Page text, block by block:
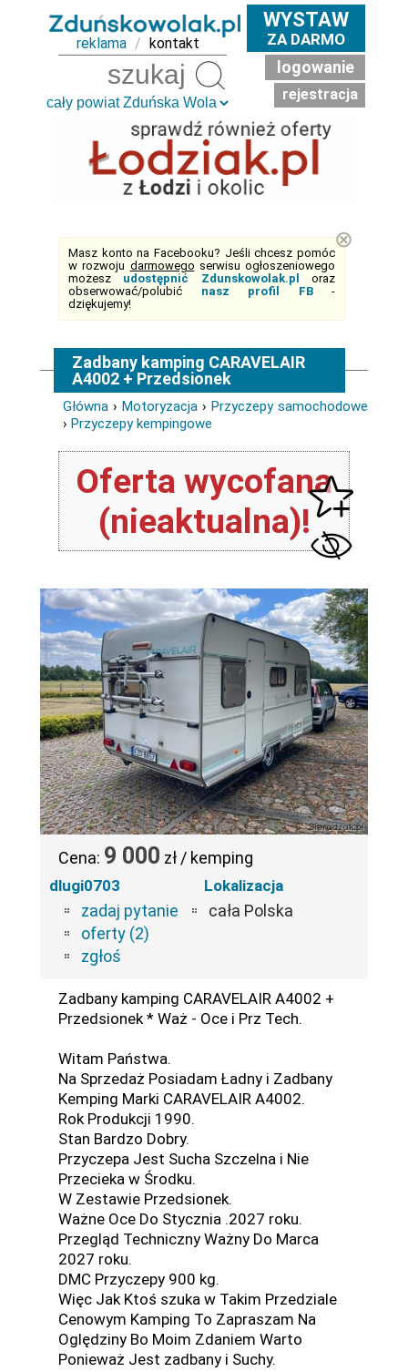
reklama / kontakt
WYSTAW
ZA DARMO
logowanie
rejestracja
Masz konto na Facebooku? Jeśli chcesz pomóc
w rozwoju darmowego serwisu ogłoszeniowego
możesz udostępnić Zdunskowolak.pl
oraz
obserwować/polubić nasz profil FB-
dziękujemy!
⊗
Zadbany kamping CARAVELAIR
A4002 + Przedsionek
Główna › Motoryzacja › Przyczepy samochodowe
› Przyczepy kempingowe
Oferta wycofana
(nieaktualna)!
Cena: 9 000 zł / kemping
dlugi0703
zadaj pytanie
oferty (2)
zgłoś
Lokalizacja
cała Polska
Zadbany kamping CARAVELAIR A4002 +
Przedsionek * Waż - Oce i Prz Tech.
Witam Państwa.
Na Sprzedaż Posiadam Ładny i Zadbany
Kemping Marki CARAVELAIR A4002.
Rok Produkcji 1990.
Stan Bardzo Dobry.
Przyczepa Jest Sucha Szczelna i Nie
Przecieka w Środku.
W Zestawie Przedsionek.
Ważne Oce Do Stycznia .2027 roku.
Przegląd Techniczny Ważny Do Marca
2027 roku.
DMC Przyczepy 900 kg.
Więc Jak Ktoś szuka w Takim Przedziale
Cenowym Kamping To Zapraszam Na
Oględziny Bo Moim Zdaniem Warto
Ponieważ Jest zadbany i Suchy.